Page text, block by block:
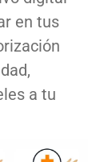
en tus
a tu